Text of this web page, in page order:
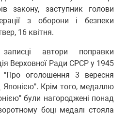
закону, заступник голови
з оборони і безпеки
16 квітня.
автори поправки
Верховної Ради СРСР у 1945
"Про оголошення 3 вересня
Крім того, медаллю
були нагороджені понад
боці медалі стояла